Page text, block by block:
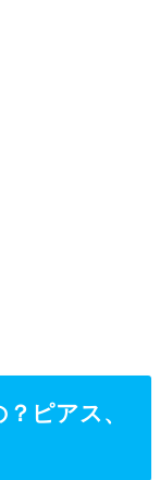
ピアス、